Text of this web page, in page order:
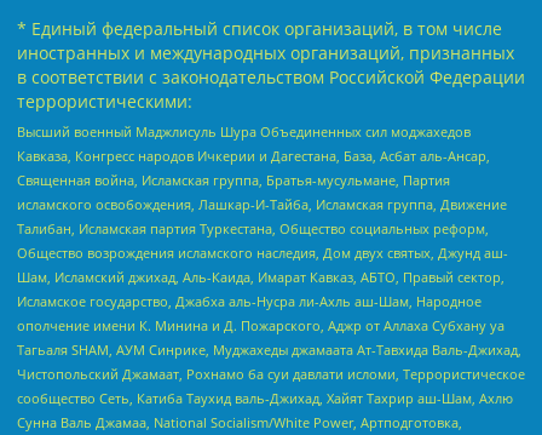
* Единый федеральный список организаций, в том числе
иностранных и международных организаций, признанных
в соответствии с законодательством Российской Федерации
террористическими:
Высший военный Маджлисуль Шура Объединенных сил моджахедов
Кавказа, Конгресс народов Ичкерии и Дагестана, База, Асбат аль-Ансар,
Священная война, Исламская группа, Братья-мусульмане, Партия
исламского освобождения, Лашкар-И-Тайба, Исламская группа, Движение
Талибан, Исламская партия Туркестана, Общество социальных реформ,
Общество возрождения исламского наследия, Дом двух святых, Джунд аш-
Шам, Исламский джихад, Аль-Каида, Имарат Кавказ, АБТО, Правый сектор,
Исламское государство, Джабха аль-Нусра ли-Ахль аш-Шам, Народное
ополчение имени К. Минина и Д. Пожарского, Аджр от Аллаха Субхану уа
Тагьаля SHAM, АУМ Синрике, Муджахеды джамаата Ат-Тавхида Валь-Джихад,
Чистопольский Джамаат, Рохнамо ба суи давлати исломи, Террористическое
сообщество Сеть, Катиба Таухид валь-Джихад, Хайят Тахрир аш-Шам, Ахлю
Сунна Валь Джамаа, National Socialism/White Power, Артподготовка,